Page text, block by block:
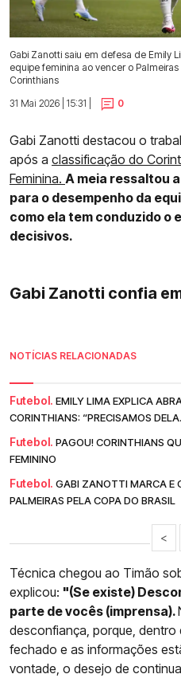
Gabi Zanotti saiu em defesa de Emily
equipe feminina ao vencer o
Corinthians
31 Mai 2026 | 15:31 |
0
Gabi Zanotti destacou o
após a classificação do
Feminina. A meia ressaltou
para o desempenho da
como ela tem conduzido o
decisivos.
Gabi Zanotti confia
NOTÍCIAS RELACIONADAS
Futebol. EMILY LIMA EXPLICA
CORINTHIANS: “PRECISAMOS
Futebol. PAGOU! CORINTHIANS
FEMININO
Futebol. GABI ZANOTTI MARCA E
PALMEIRAS PELA COPA DO BRASIL
<
Técnica chegou ao Timão
explicou: "(Se existe)
parte de vocês (imprensa).
desconfiança, porque,
fechado e as informações
vontade, o desejo de